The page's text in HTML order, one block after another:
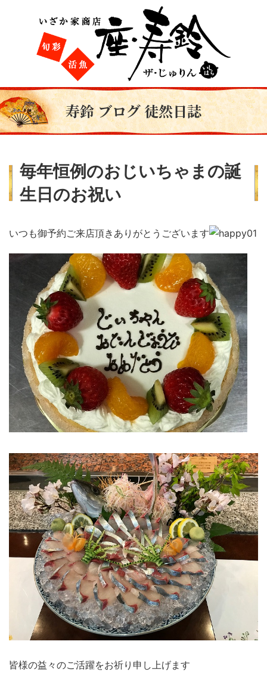
寿鈴 ブログ 徒然日誌
毎年恒例のおじいちゃまの誕
生日のお祝い
いつも御予約ご来店頂きありがとうございます
皆様の益々のご活躍をお祈り申し上げます